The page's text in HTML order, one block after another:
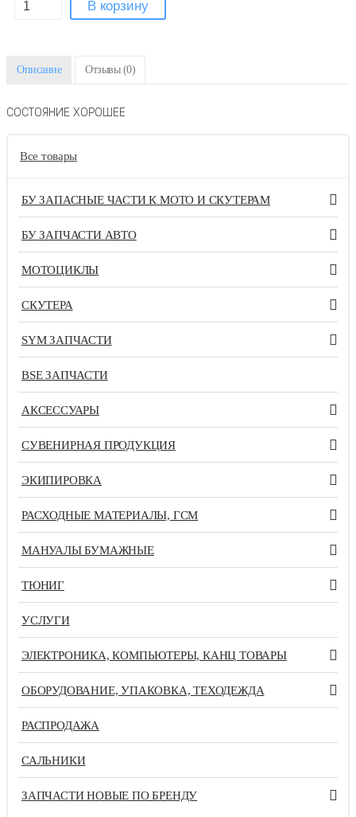
Описание Отзывы(0)
СОСТОЯНИЕ ХОРОШЕЕ
Все товары
БУ ЗАПАСНЫЕ ЧАСТИ К МОТО И СКУТЕРАМ
БУ ЗАПЧАСТИ АВТО
МОТОЦИКЛЫ
СКУТЕРА
SYM ЗАПЧАСТИ
BSE ЗАПЧАСТИ
АКСЕССУАРЫ
СУВЕНИРНАЯ ПРОДУКЦИЯ
ЭКИПИРОВКА
РАСХОДНЫЕ МАТЕРИАЛЫ, ГСМ
МАНУАЛЫ БУМАЖНЫЕ
ТЮНИГ
УСЛУГИ
ЭЛЕКТРОНИКА, КОМПЬЮТЕРЫ, КАНЦ ТОВАРЫ
ОБОРУДОВАНИЕ, УПАКОВКА, ТЕХОДЕЖДА
РАСПРОДАЖА
САЛЬНИКИ
ЗАПЧАСТИ НОВЫЕ ПО БРЕНДУ